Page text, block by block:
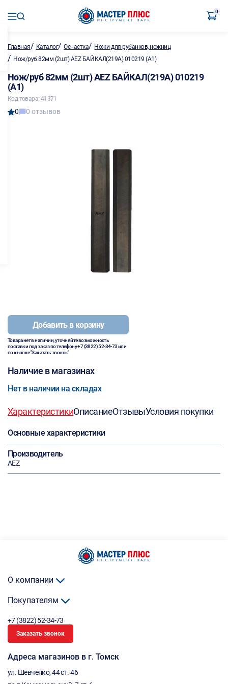
0
Главная/ Каталог/Оснастка/ Ножи для рубанков, ножниц
/ Нож/руб 82мм (2шт) AEZ БАЙКАЛ(219А) 010219 (А1)
Нож/руб 82мм (2шт) AEZ БАЙКАЛ(219А) 010219
(А1)
Код товара: 41371
0 0 отзывов
Добавить в корзину
Товара нет в наличии, уточняйте возможность
поставки под заказ по телефону+7 (3822) 52-34-73или
по кнопке "Заказать звонок"
Наличие в магазинах
Нет в наличии на складах
ХарактеристикиОписаниеОтзывыУсловия покупки
Основные характеристики
Производитель
AEZ
О компании
Покупателям
+7 (3822) 52-34-73
Заказать звонок
Адреса магазинов в г. Томск
ул. Шевченко, 44 ст. 46